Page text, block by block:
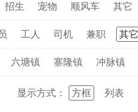
招生 宠物 顺风车 其它
工人 司机 兼职 其它
六塘镇 寨隆镇 冲脉镇
显示方式： 方框 列表